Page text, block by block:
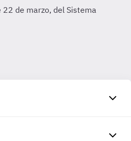
de marzo, del Sistema